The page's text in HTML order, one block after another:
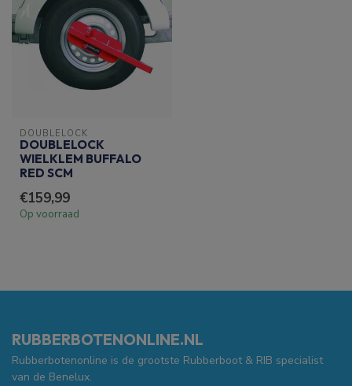
DOUBLELOCK
DOUBLELOCK
WIELKLEM BUFFALO
RED SCM
€159,99
Op voorraad
RUBBERBOTENONLINE.NL
Rubberbotenonline is de grootste Rubberboot & RIB specialist
van de Benelux.